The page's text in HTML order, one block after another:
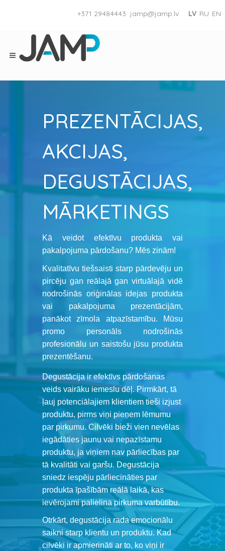
LV RU EN
+371 29484443 jamp@jamp.lv
PREZENTĀCIJAS,
AKCIJAS,
DEGUSTĀCIJAS,
MĀRKETINGS
Kā veidot efektīvu produkta vai
pakalpojuma pārdošanu? Mēs zinām!
Kvalitatīvu tiešsaisti starp pārdevēju un
pircēju gan reālajā gan virtuālajā vidē
nodrošinās oriģinālas idejas produkta
vai pakalpojuma prezentācijām,
panākot zīmola atpazīstamību. Mūsu
promo personāls nodrošinās
profesionālu un saistošu jūsu produkta
prezentēšanu.
Degustācija ir efektīvs pārdošanas
veids vairāku iemeslu dēļ. Pirmkārt, tā
ļauj potenciālajiem klientiem tieši izjust
produktu, pirms viņi pieņem lēmumu
par pirkumu. Cilvēki bieži vien nevēlas
iegādāties jaunu vai nepazīstamu
produktu, ja viņiem nav pārliecības par
tā kvalitāti vai garšu. Degustācija
sniedz iespēju pārliecināties par
produkta īpašībām reālā laikā, kas
ievērojami palielina pirkuma varbūtību.
Otrkārt, degustācija rada emocionālu
saikni starp klientu un produktu. Kad
cilvēki ir apmierināti ar to, ko viņi ir